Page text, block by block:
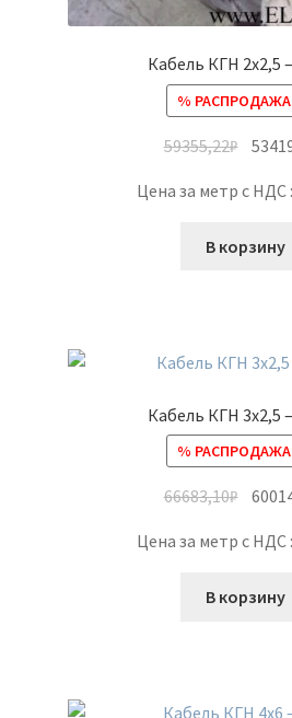
Кабель КГН 2х2,5
% РАСПРОДАЖА
59355,22₽
Цена за метр с НДС
В корзину
Кабель КГН 3х2,5
% РАСПРОДАЖА
66683,10₽
Цена за метр с НДС
В корзину